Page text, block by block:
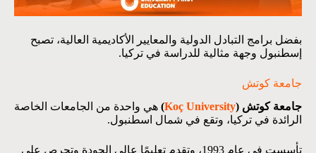
بفضل برامج التبادل الدولية والمعايير الأكاديمية العالية، تصبح
إسطنبول وجهة مثالية للدراسة في تركيا.
جامعة كوتش
جامعة كوتش (Koç University
) هي واحدة من الجامعات الخاصة
الرائدة في تركيا، وتقع في شمال اسطنبول.
تأسست في عام 1993، وتقدم تعليمًا عالي الجودة وتحرص على